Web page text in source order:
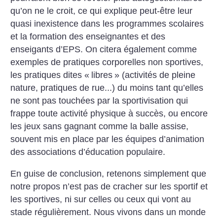
qu’on ne le croit, ce qui explique peut-être leur
quasi inexistence dans les programmes scolaires
et la formation des enseignantes et des
enseigants d’EPS. On citera également comme
exemples de pratiques corporelles non sportives,
les pratiques dites « libres » (activités de pleine
nature, pratiques de rue...) du moins tant qu’elles
ne sont pas touchées par la sportivisation qui
frappe toute activité physique à succès, ou encore
les jeux sans gagnant comme la balle assise,
souvent mis en place par les équipes d’animation
des associations d’éducation populaire.
En guise de conclusion, retenons simplement que
notre propos n’est pas de cracher sur les sportif et
les sportives, ni sur celles ou ceux qui vont au
stade régulièrement. Nous vivons dans un monde